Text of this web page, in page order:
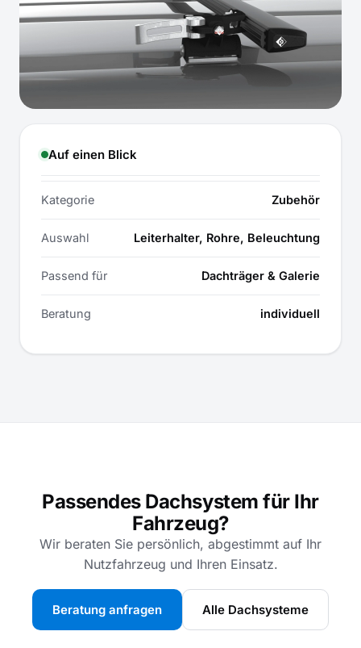
Auf einen Blick
Kategorie Zubehör
Auswahl Leiterhalter, Rohre, Beleuchtung
Passend für Dachträger & Galerie
Beratung individuell
Passendes Dachsystem für Ihr
Fahrzeug?
Wir beraten Sie persönlich, abgestimmt auf Ihr
Nutzfahrzeug und Ihren Einsatz.
Beratung anfragen Alle Dachsysteme